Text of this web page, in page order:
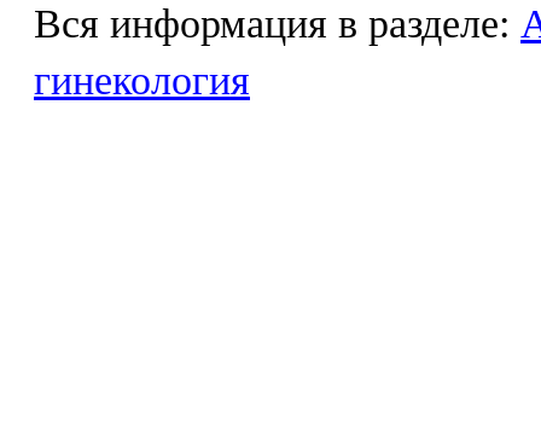
Вся информация в разделе:
гинекология